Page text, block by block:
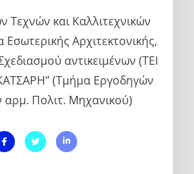
Τεχνών και Καλλιτεχνικών
Αρχιτεκτονικής,
αντικειμένων (ΤΕΙ
(Τμήμα Εργοδηγών
αρμ. Πολιτ. Μηχανικού)